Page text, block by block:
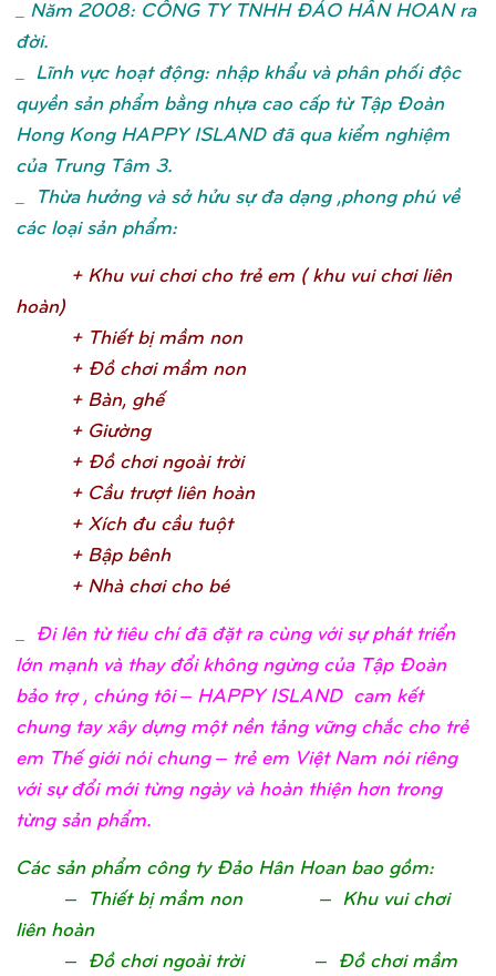
_ Năm 2008: CÔNG TY TNHH ĐẢO HÂN HOAN ra
đời.
_ Lĩnh vực hoạt động: nhập khẩu và phân phối độc
quyền sản phẩm bằng nhựa cao cấp từ Tập Đoàn
Hong Kong HAPPY ISLAND đã qua kiểm nghiệm
của Trung Tâm 3.
_ Thừa hưởng và sở hửu sự đa dạng ,phong phú về
các loại sản phẩm:
+ Khu vui chơi cho trẻem ( khu vui chơi liên
hoàn)
+ Thiết bịmầm non
+ Đồchơi mầm non
+ Bàn, ghế
+ Giường
+ Đồchơi ngoài trời
+ Cầu trượt liên hoàn
+ Xích đu cầu tuột
+ Bập bênh
+ Nhà chơi cho bé
Đi lên từ tiêu chí đã đặt ra cùng với sự phát triển
lớn mạnh và thay đổi không ngừng của Tập Đoàn
bảo trợ , chúng tôi – HAPPY ISLAND cam kết
chung tay xây dựng một nền tảng vững chắc cho trẻ
em Thế giới nói chung – trẻ em Việt Nam nói riêng
với sự đổi mới từng ngày và hoàn thiện hơn trong
từng sản phẩm.
Các sản phẩm công ty Đảo Hân Hoan bao gồm:
– Thiết bị mầm non – Khu vui chơi
liên hoàn
– Đồ chơi ngoài trời – Đồ chơi mầm